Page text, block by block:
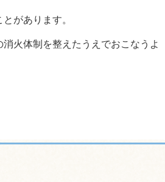
があります。
火体制を整えたうえでおこなうよ